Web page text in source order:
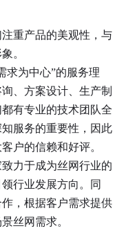
重产品的美观性，与
。
求为中心”的服务理
、方案设计、生产制
有专业的技术团队全
服务的重要性，因此
户的信赖和好评。
致力于成为丝网行业的
行业发展方向。同
，根据客户需求提供
丝网需求。